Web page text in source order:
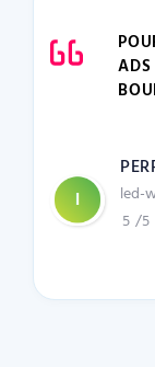
led-
5 /5